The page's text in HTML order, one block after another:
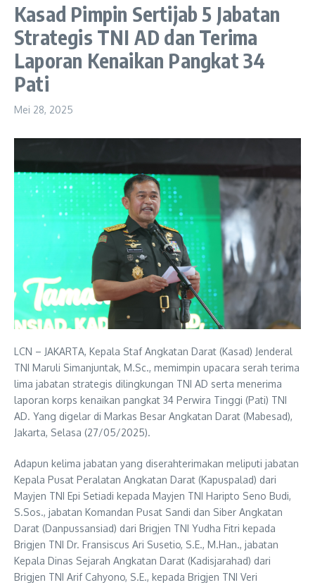
Kasad Pimpin Sertijab 5 Jabatan
Strategis TNI AD dan Terima
Laporan Kenaikan Pangkat 34
Pati
Mei 28, 2025
LCN – JAKARTA, Kepala Staf Angkatan Darat (Kasad) Jenderal
TNI Maruli Simanjuntak, M.Sc., memimpin upacara serah terima
lima jabatan strategis dilingkungan TNI AD serta menerima
laporan korps kenaikan pangkat 34 Perwira Tinggi (Pati) TNI
AD. Yang digelar di Markas Besar Angkatan Darat (Mabesad),
Jakarta, Selasa (27/05/2025).
Adapun kelima jabatan yang diserahterimakan meliputi jabatan
Kepala Pusat Peralatan Angkatan Darat (Kapuspalad) dari
Mayjen TNI Epi Setiadi kepada Mayjen TNI Haripto Seno Budi,
S.Sos., jabatan Komandan Pusat Sandi dan Siber Angkatan
Darat (Danpussansiad) dari Brigjen TNI Yudha Fitri kepada
Brigjen TNI Dr. Fransiscus Ari Susetio, S.E., M.Han., jabatan
Kepala Dinas Sejarah Angkatan Darat (Kadisjarahad) dari
Brigjen TNI Arif Cahyono, S.E., kepada Brigjen TNI Veri